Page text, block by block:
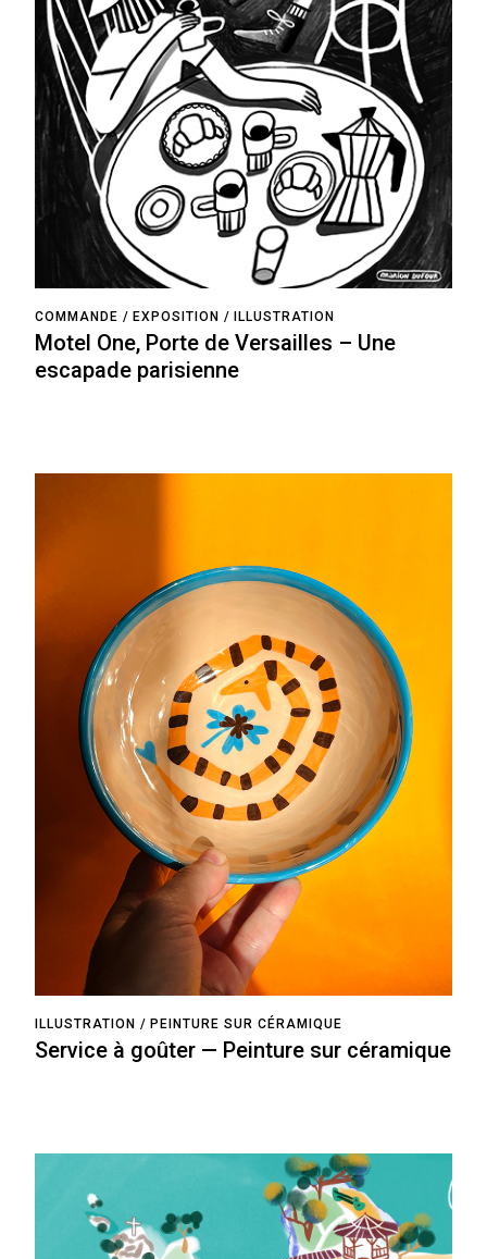
COMMANDE EXPOSITION ILLUSTRATION
Motel One, Porte de Versailles – Une
escapade parisienne
ILLUSTRATION PEINTURE SUR CÉRAMIQUE
Service à goûter — Peinture sur céramique